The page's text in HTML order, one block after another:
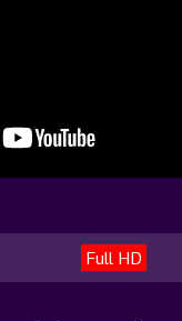
Full HD